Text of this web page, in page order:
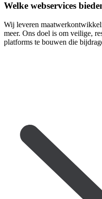
Welke webservices
Wij leveren
meer. Ons doel is om veilige,
platforms te bouwen die